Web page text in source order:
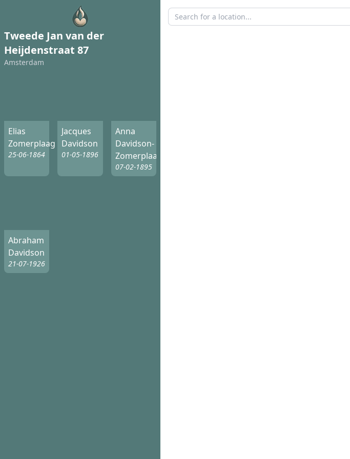
Tweede Jan van der
Heijdenstraat 87
Amsterdam
Elias
Zomerplaag
25-06-1864
Jacques
Davidson
01-05-1896
Anna
Davidson-
Zomerplaag
07-02-1895
Abraham
Davidson
21-07-1926